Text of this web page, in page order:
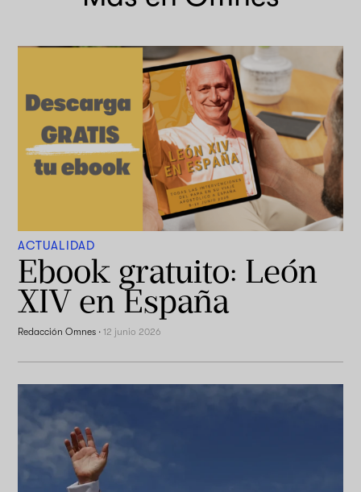
ACTUALIDAD
Ebook gratuito: León
XIV en España
Redacción Omnes ·12 junio 2026